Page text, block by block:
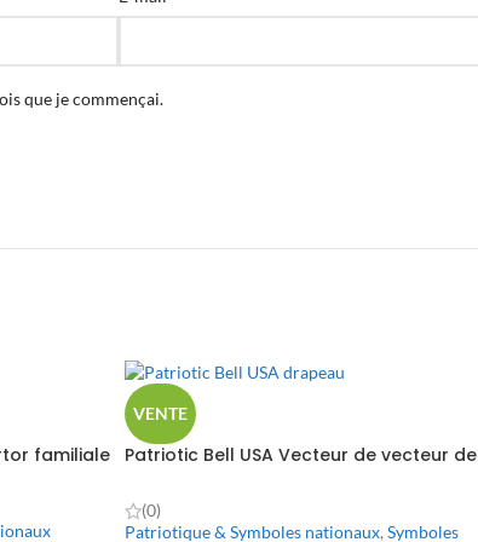
que je commençai.
familiale
VENTE
Patriotic Bell USA Vecteur de vecteur de
(0)
Patriotique & Symboles nationaux, Symboles